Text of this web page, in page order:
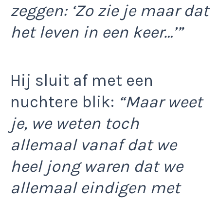
zeggen: ‘Zo zie je maar dat
het leven in een keer…’”
Hij sluit af met een
nuchtere blik: “Maar weet
je, we weten toch
allemaal vanaf dat we
heel jong waren dat we
allemaal eindigen met